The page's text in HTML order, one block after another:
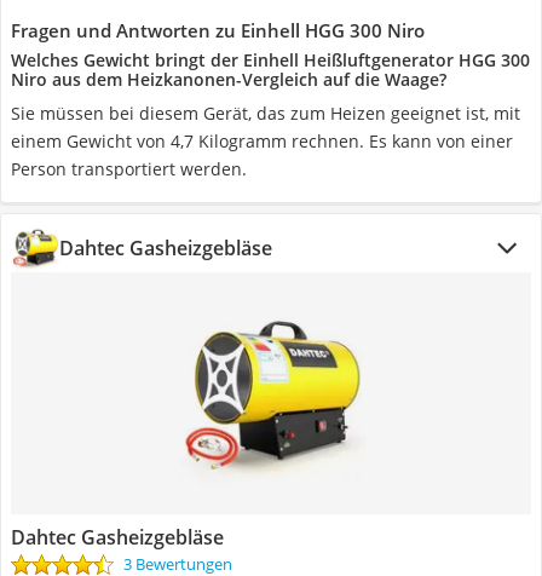
Fragen und Antworten zu Einhell HGG 300 Niro
Welches Gewicht bringt der Einhell Heißluftgenerator HGG 300
Niro aus dem Heizkanonen-Vergleich auf die Waage?
Sie müssen bei diesem Gerät, das zum Heizen geeignet ist, mit
einem Gewicht von 4,7 Kilogramm rechnen. Es kann von einer
Person transportiert werden.
Dahtec Gasheizgebläse
Dahtec Gasheizgebläse
3 Bewertungen